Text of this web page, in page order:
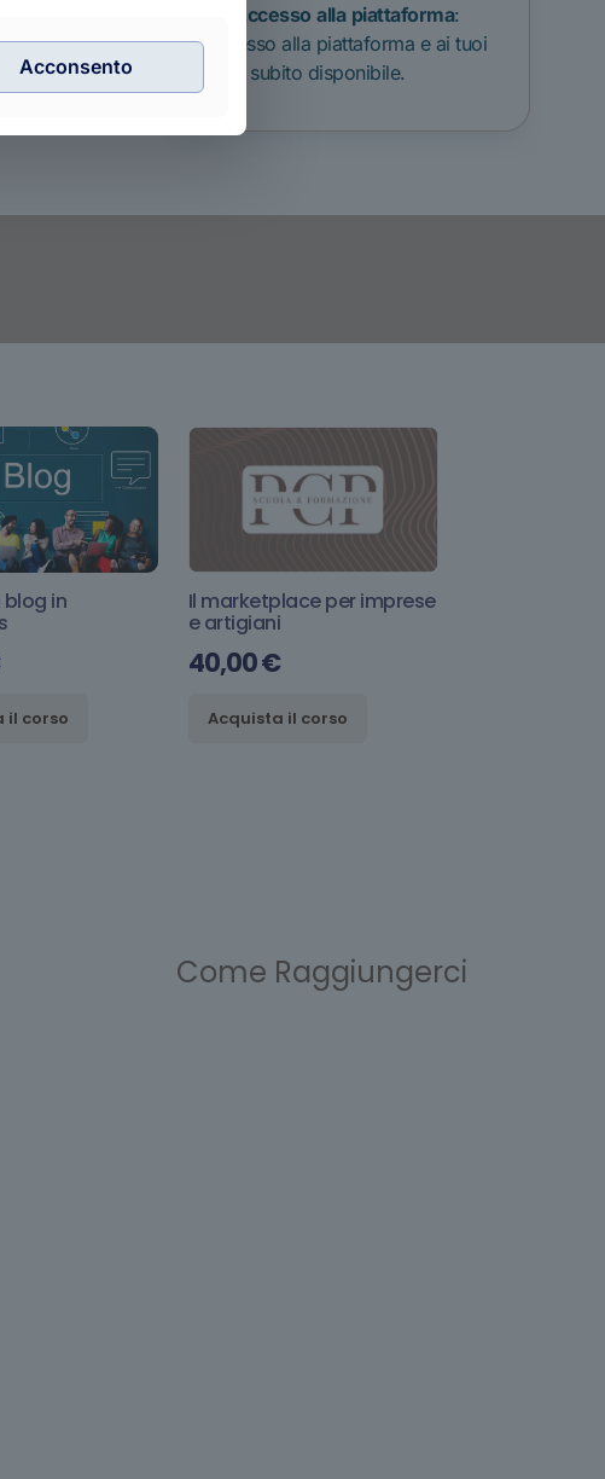
Accesso alla piattaforma:
Accesso alla piattaforma e ai tuoi
corsi subito disponibile.
blog in
il corso
Il marketplace per imprese
e artigiani
40,00€
Acquista il corso
Come Raggiungerci
Acconsento